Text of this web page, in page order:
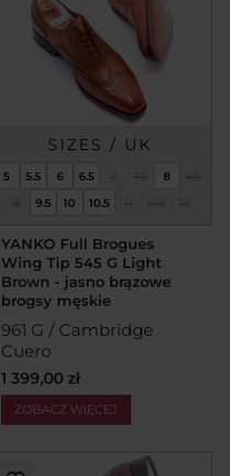
SIZES / UK
5 5.5 6 6.5 7 7.5 8
8.5
9
9.5 10 10.5 11 11.5 12
YANKO Full Brogues
Wing Tip 545 G Light
Brown - jasno brązowe
brogsy męskie
961 G / Cambridge
Cuero
1 399,00 zł
ZOBACZ WIĘCEJ